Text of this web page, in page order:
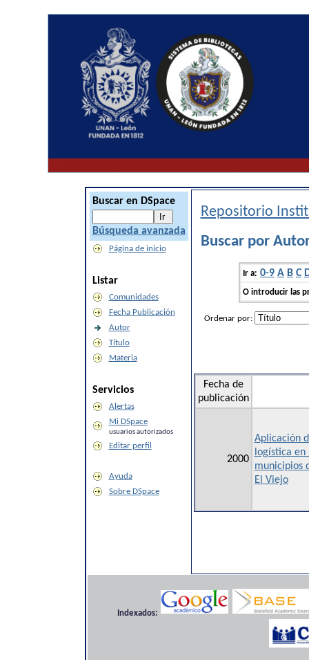
Buscar en DSpace
Búsqueda avanzada
Página de inicio
Listar
Comunidades
Fecha Publicación
Autor
Título
Materia
Servicios
Alertas
Mi DSpace
usuarios autorizados
Editar perfil
Ayuda
Sobre DSpace
Repositorio
Buscar por
Ir a: 0-9 A B C
O introducir las
Ordenar por:
Fecha de
publicación
2000
Aplicación
logística en
municipios
El Viejo
Indexados: